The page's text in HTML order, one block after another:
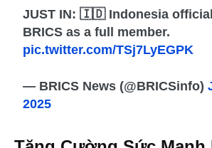
JUST IN: 🇮🇩 Indonesia
BRICS as a full member.
pic.twitter.com/TSj7LyEGPK
— BRICS News (@BRICSinfo)
2025